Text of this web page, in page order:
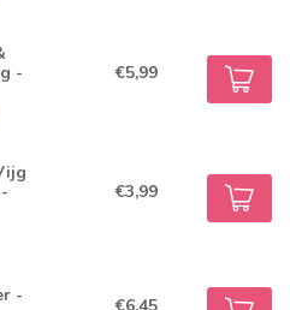
-
€5,99
€3,99
-
€6,45